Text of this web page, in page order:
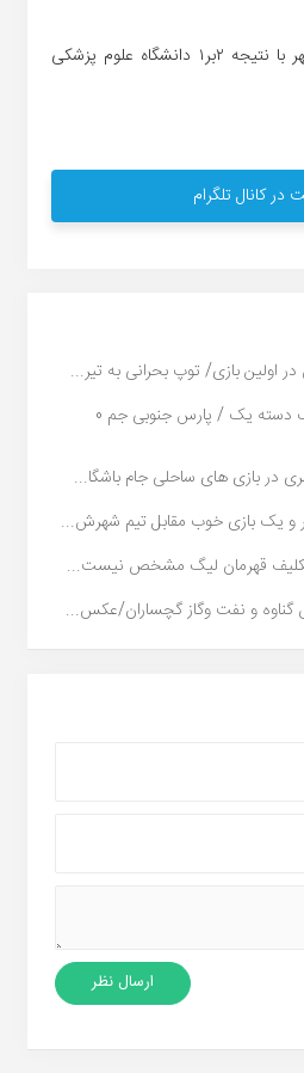
در خورموج سپاهان این شهر با نتیجه ۲بر۱ دانشگاه علوم پزشکی
کانال تلگرام
بازی/ توپ بحرانی به تیر...
هفته بیست و سوم لیگ دسته یک / پارس جنوبی جم 0
در بازی های ساحلی جام باشگا...
و یک بازی خوب مقابل تیم شهرش...
قهرمان لیگ مشخص نیست...
گناوه و نفت وگاز گچساران/عکس...